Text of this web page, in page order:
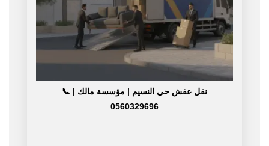
نقل عفش حي النسيم | مؤسسة مالك | 📞
0560329696